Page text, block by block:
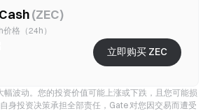
KYC，并开启 2FA 保护账户。可用性、限
地区和服务商而异。
(ZEC)
格（24h）
立即购买 ZEC
幅波动。您的投资价值可能上涨或下跌，且您可能损
身投资决策承担全部责任，Gate 对您因交易而遭受